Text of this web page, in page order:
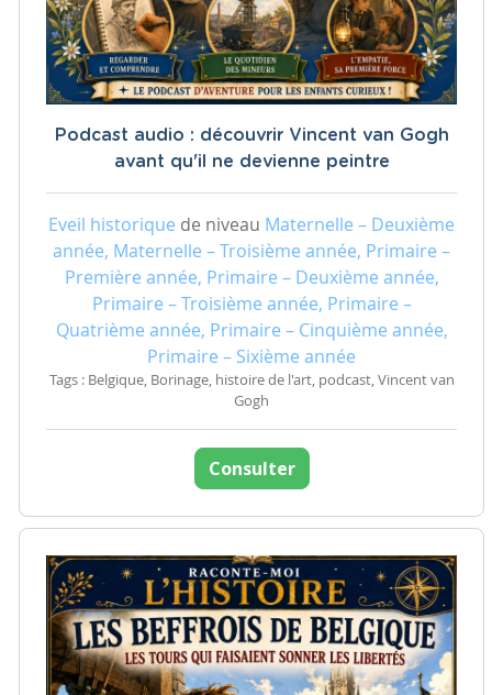
Podcast audio : découvrir Vincent van Gogh
avant qu'il ne devienne peintre
Eveil historique de niveau Maternelle – Deuxième
année, Maternelle – Troisième année, Primaire –
Première année, Primaire – Deuxième année,
Primaire – Troisième année, Primaire –
Quatrième année, Primaire – Cinquième année,
Primaire – Sixième année
Tags : Belgique, Borinage, histoire de l'art, podcast, Vincent van
Gogh
Consulter